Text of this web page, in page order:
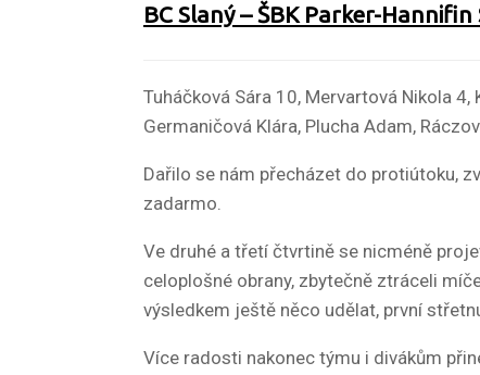
BC Slaný–ŠBK Parker-Hannifin
Tuháčková Sára 10, Mervartová Nikola
Germaničová Klára, Plucha Adam,
Dařilo se nám přecházet do protiútoku,
zadarmo.
Ve druhé a třetí čtvrtině se nicméně
celoplošné obrany, zbytečně ztráceli
výsledkem ještě něco udělat, první
Více radosti nakonec týmu i divákům